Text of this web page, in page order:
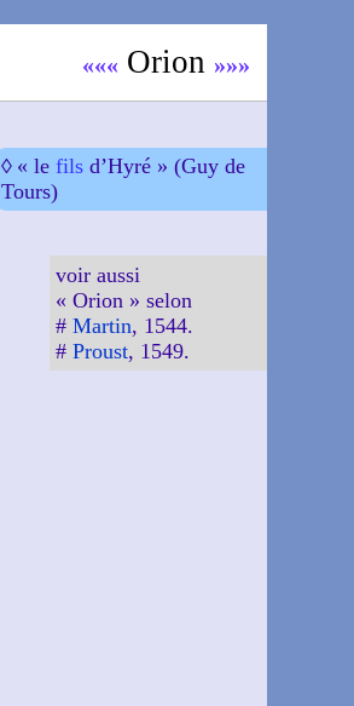
««« Ori­on »»»
◊ « le filsd’Hyré » (Guy de
Tours)
voir aussi
« Orion » selon
#Martin, 1544.
#Proust, 1549.